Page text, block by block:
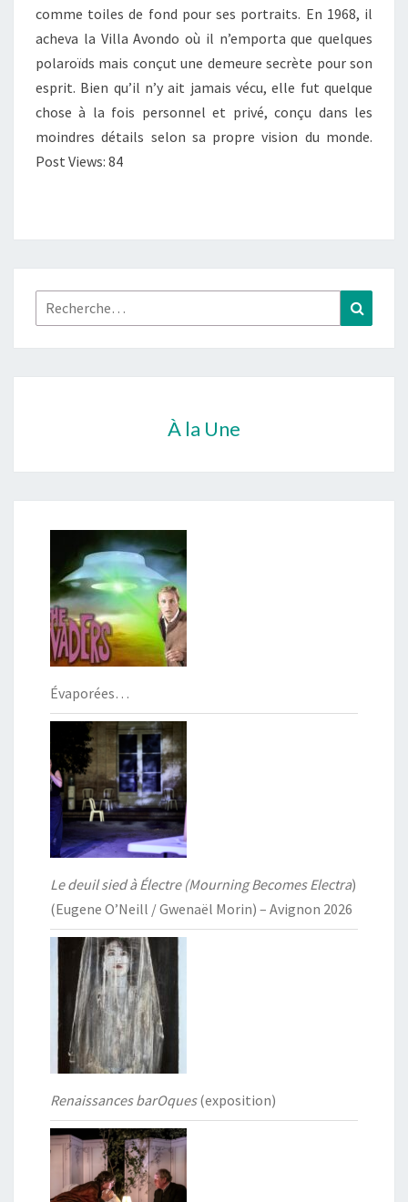
comme toiles de fond pour ses portraits. En 1968, il
acheva la Villa Avondo où il n’emporta que quelques
polaroïds mais conçut une demeure secrète pour son
esprit. Bien qu’il n’y ait jamais vécu, elle fut quelque
chose à la fois personnel et privé, conçu dans les
moindres détails selon sa propre vision du monde.
Post Views: 84
Rechercher :
À la Une
Évaporées…
Le deuil sied à Électre (Mourning Becomes Electra)
(Eugene O’Neill / Gwenaël Morin) – Avignon 2026
Renaissances barOques(exposition)